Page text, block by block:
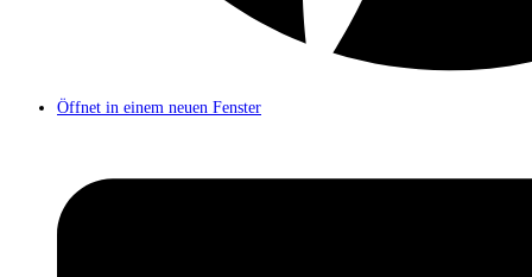
Öffnet in einem neuen Fenster